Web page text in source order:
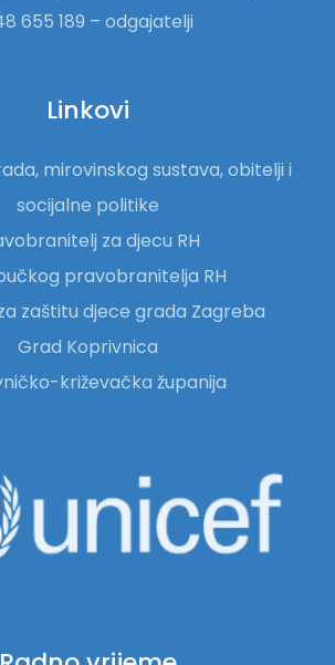
655 189 – odgajatelji
Linkovi
mirovinskog sustava, obitelji i
socijalne politike
za djecu RH
pravobranitelja RH
zaštitu djece grada Zagreba
Grad Koprivnica
križevačka županija